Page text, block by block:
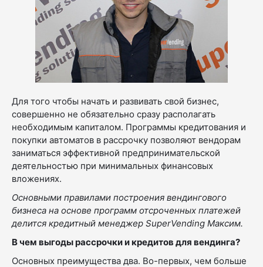
Для того чтобы начать и развивать свой бизнес,
совершенно не обязательно сразу располагать
необходимым капиталом. Программы кредитования и
покупки автоматов в рассрочку позволяют вендорам
заниматься эффективной предпринимательской
деятельностью при минимальных финансовых
вложениях.
Основными правилами построения вендингового
бизнеса на основе программ отсроченных платежей
делится кредитный менеджер SuperVending Максим.
В чем выгоды рассрочки и кредитов для вендинга?
Основных преимущества два. Во-первых, чем больше